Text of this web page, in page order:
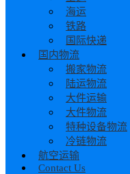
海运
铁路
国际快递
国内物流
搬家物流
陆运物流
大件运输
大件物流
特种设备物流
冷链物流
航空运输
Contact Us